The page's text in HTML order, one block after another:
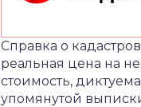
Справка о
реальная цена на
стоимость,
упомянутой